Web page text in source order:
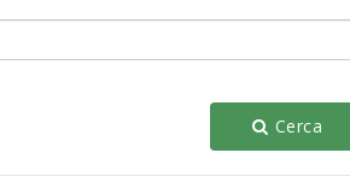
Cerca